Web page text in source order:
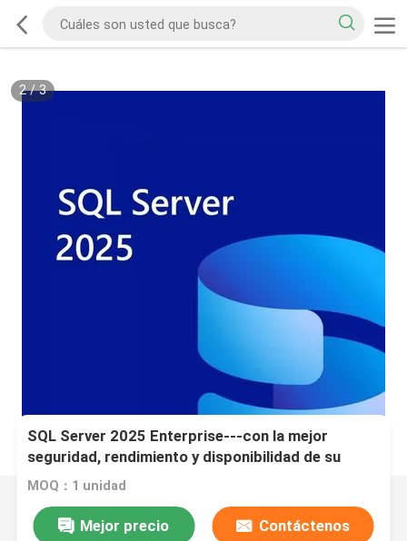
2/3
SQL Server 2025 Enterprise---con la mejor
seguridad, rendimiento y disponibilidad de su
clase
MOQ：1 unidad
Mejor precio Contáctenos